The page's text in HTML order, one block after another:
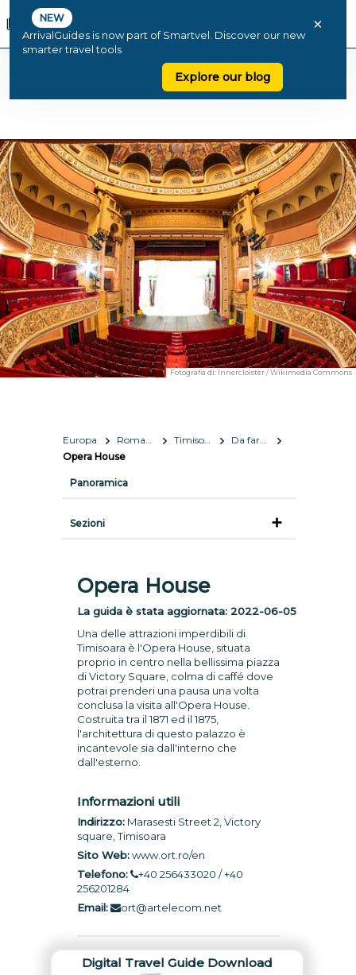
NEW
ArrivalGuides is now part of Smartvel. Discover our new
smarter travel tools
Explore our blog
×
Fotografia di: Innercloister / Wikimedia Commons
Europa Romania Timisoara
Da fare e vedere
Opera House
Panoramica
Sezioni
Opera House
La guida è stata aggiornata: 2022-06-05
Una delle attrazioni imperdibili di
Timisoara è l'Opera House, situata
proprio in centro nella bellissima piazza
di Victory Square, colma di caffé dove
potrai prenderi una pausa una volta
conclusa la visita all'Opera House.
Costruita tra il 1871 ed il 1875,
l'architettura di questo palazzo è
incantevole sia dall'interno che
dall'esterno.
Informazioni utili
Indirizzo:Marasesti Street 2, Victory
square, Timisoara
Sito Web: www.ort.ro/en
Telefono:
+40 256433020 / +40
256201284
Email:
ort@artelecom.net
Digital Travel Guide Download